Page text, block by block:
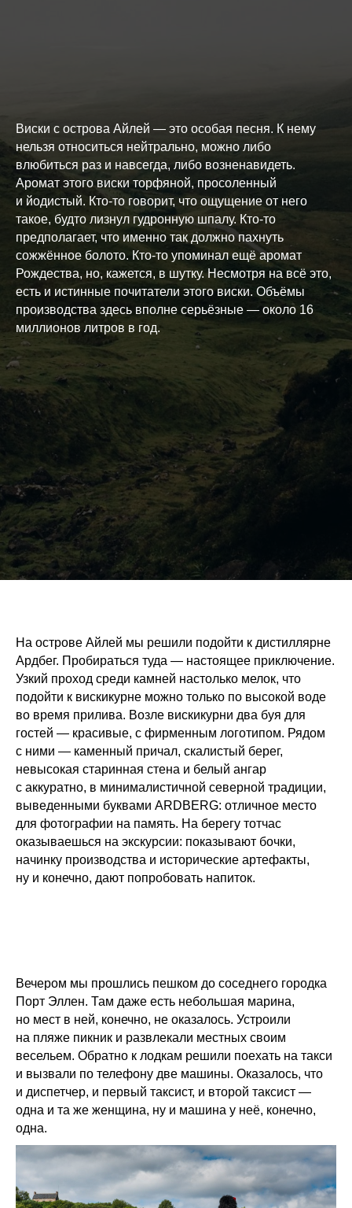
Виски с острова Айлей — это особая песня. К нему
нельзя относиться нейтрально, можно либо
влюбиться раз и навсегда, либо возненавидеть.
Аромат этого виски торфяной, просоленный
и йодистый. Кто-то говорит, что ощущение от него
такое, будто лизнул гудронную шпалу. Кто-то
предполагает, что именно так должно пахнуть
сожжённое болото. Кто-то упоминал ещё аромат
Рождества, но, кажется, в шутку. Несмотря на всё это,
есть и истинные почитатели этого виски. Объёмы
производства здесь вполне серьёзные — около 16
миллионов литров в год.
На острове Айлей мы решили подойти к дистиллярне
Ардбег. Пробираться туда — настоящее приключение.
Узкий проход среди камней настолько мелок, что
подойти к вискикурне можно только по высокой воде
во время прилива. Возле вискикурни два буя для
гостей — красивые, с фирменным логотипом. Рядом
с ними — каменный причал, скалистый берег,
невысокая старинная стена и белый ангар
с аккуратно, в минималистичной северной традиции,
выведенными буквами ARDBERG: отличное место
для фотографии на память. На берегу тотчас
оказываешься на экскурсии: показывают бочки,
начинку производства и исторические артефакты,
ну и конечно, дают попробовать напиток.
Вечером мы прошлись пешком до соседнего городка
Порт Эллен. Там даже есть небольшая марина,
но мест в ней, конечно, не оказалось. Устроили
на пляже пикник и развлекали местных своим
весельем. Обратно к лодкам решили поехать на такси
и вызвали по телефону две машины. Оказалось, что
и диспетчер, и первый таксист, и второй таксист —
одна и та же женщина, ну и машина у неё, конечно,
одна.